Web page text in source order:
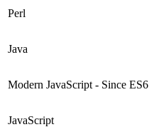
Perl
Java
Modern JavaScript - Since ES6
JavaScript